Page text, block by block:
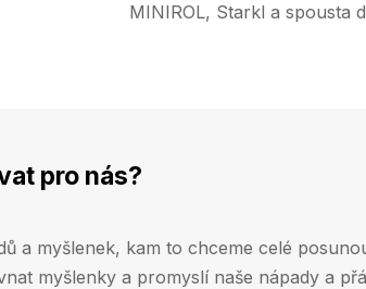
MINIROL, Starkl a spousta
pro nás?
a myšlenek, kam to chceme celé
myšlenky a promyslí naše nápady a